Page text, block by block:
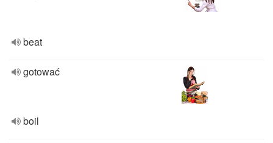
beat
gotować
boil